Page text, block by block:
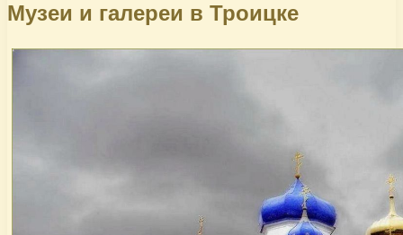
Музеи и галереи в Троицке